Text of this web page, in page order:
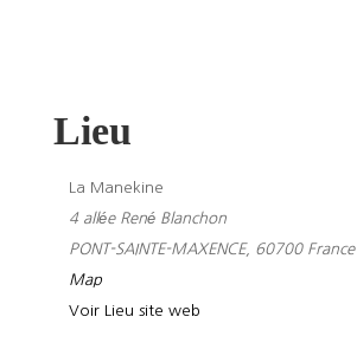
Lieu
La Manekine
4 allée René Blanchon
PONT-SAINTE-MAXENCE, 60700 France
Map
Voir Lieu site web